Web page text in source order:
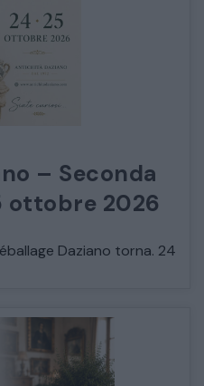
– Seconda
ottobre 2026
Daziano torna. 24